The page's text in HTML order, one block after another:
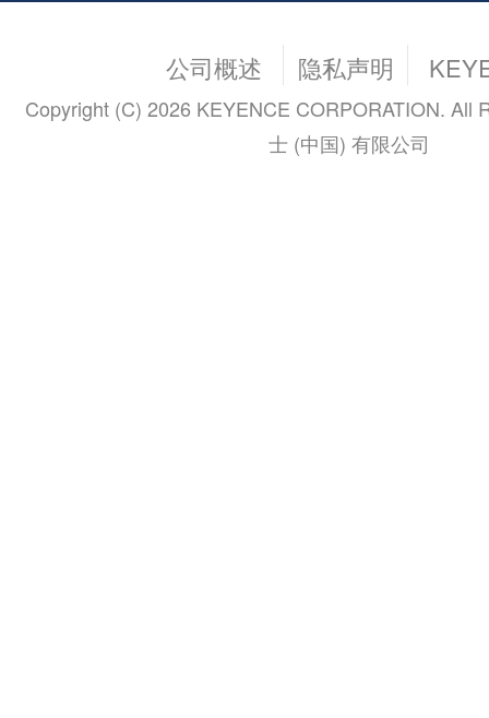
公司概述 隐私声明
Copyright (C) 2026 KEYENCE CORPORATION. All
士 (中国) 有限公司